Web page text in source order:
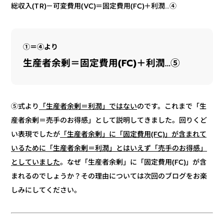
総収入(TR)－可変費用(VC)＝固定費用(FC)＋利潤…④
①＝④より
生産者余剰＝固定費用(FC)＋利潤…⑤
⑤式より 「生産者余剰＝利潤」ではないのです。これまで「生
産者余剰＝売手のお得感」として説明してきました。回りくど
い表現でしたが 「生産者余剰」に「固定費用(FC)」が含まれて
いるために「生産者余剰＝利潤」とはいえず「売手のお得感」
としていました。なぜ「生産者余剰」に「固定費用(FC)」が含
まれるのでしょうか？その理由については次回のブログをお楽
しみにしてください。